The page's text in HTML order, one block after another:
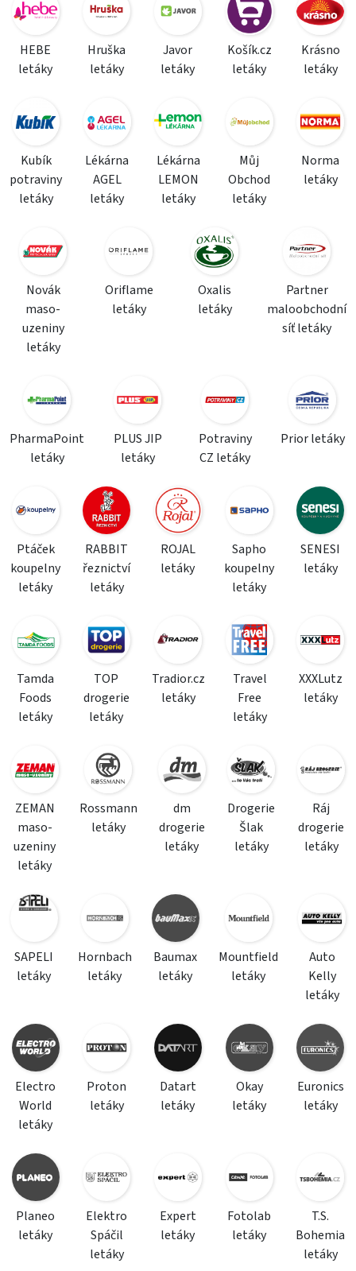
HEBE
letáky
Hruška
letáky
Javor
letáky
Košík.cz
letáky
Krásno
letáky
Kubík
potraviny
letáky
Lékárna
AGEL
letáky
Lékárna
LEMON
letáky
Můj
Obchod
letáky
Norma
letáky
Novák
maso-
uzeniny
letáky
Oriflame
letáky
Oxalis
letáky
Partner
maloobchodní
síť letáky
PharmaPoint
letáky
PLUS JIP
letáky
Potraviny
CZ letáky
Prior letáky
Ptáček
koupelny
letáky
RABBIT
řeznictví
letáky
ROJAL
letáky
Sapho
koupelny
letáky
SENESI
letáky
Tamda
Foods
letáky
TOP
drogerie
letáky
Tradior.cz
letáky
Travel
Free
letáky
XXXLutz
letáky
ZEMAN
maso-
uzeniny
letáky
Rossmann
letáky
dm
drogerie
letáky
Drogerie
Šlak
letáky
Ráj
drogerie
letáky
SAPELI
letáky
Hornbach
letáky
Baumax
letáky
Mountfield
letáky
Auto
Kelly
letáky
Electro
World
letáky
Proton
letáky
Datart
letáky
Okay
letáky
Euronics
letáky
Planeo
letáky
Elektro
Spáčil
letáky
Expert
letáky
Fotolab
letáky
T.S.
Bohemia
letáky